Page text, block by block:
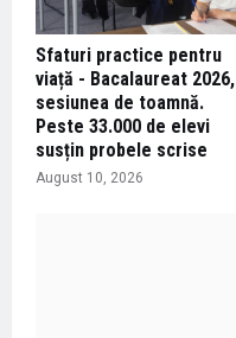
Sfaturi practice pentru
viață - Bacalaureat 2026,
sesiunea de toamnă.
Peste 33.000 de elevi
susțin probele scrise
August 10, 2026